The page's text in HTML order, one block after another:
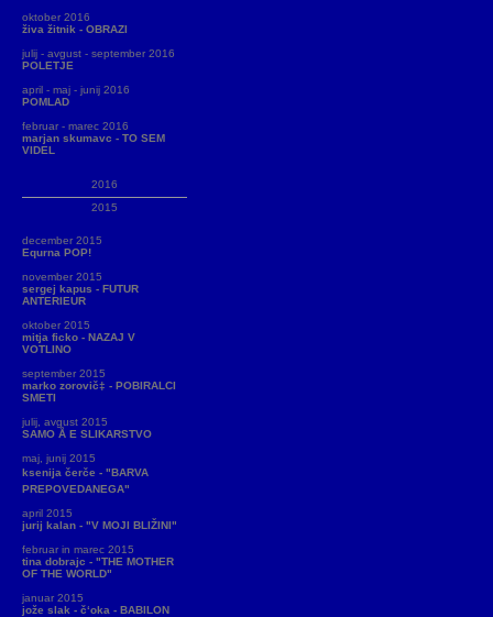
oktober 2016
živa žitnik - OBRAZI
julij - avgust - september 2016
POLETJE
april - maj - junij 2016
POMLAD
februar - marec 2016
marjan skumavc - TO SEM
VIDEL
2016
2015
december 2015
Equrna POP!
november 2015
sergej kapus - FUTUR
ANTERIEUR
oktober 2015
mitja ficko - NAZAJ V
VOTLINO
september 2015
marko zorovič‡ - POBIRALCI
SMETI
julij, avgust 2015
SAMO Å E SLIKARSTVO
maj, junij 2015
ksenija čerče - "BARVA
PREPOVEDANEGA"
april 2015
jurij kalan - "V MOJI BLIŽINI"
februar in marec 2015
tina dobrajc - "THE MOTHER
OF THE WORLD"
januar 2015
jože slak - č‘oka - BABILON